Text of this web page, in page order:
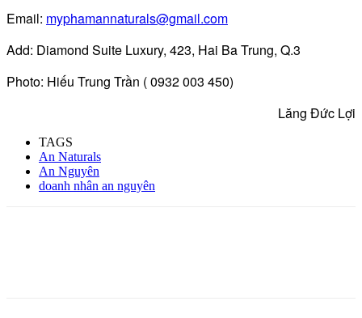
Email: myphamannaturals@gmail.com
Add: Diamond Suite Luxury, 423, Hai Ba Trung, Q.3
Photo: Hiếu Trung Trần ( 0932 003 450)
Lăng Đức Lợi
TAGS
An Naturals
An Nguyên
doanh nhân an nguyên